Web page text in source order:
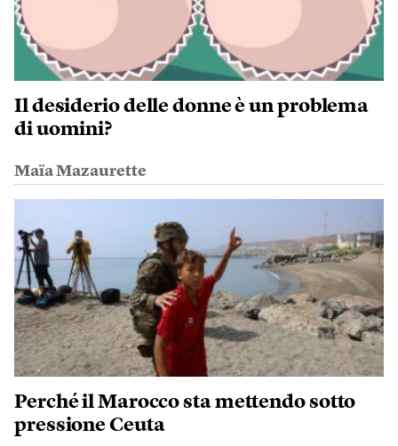
Il desiderio delle donne è un problema
di uomini?
Maïa Mazaurette
Perché il Marocco sta mettendo sotto
pressione Ceuta